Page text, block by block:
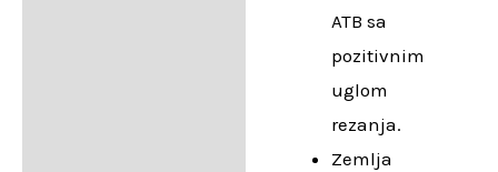
ATB sa
pozitivnim
uglom
rezanja.
Zemlja